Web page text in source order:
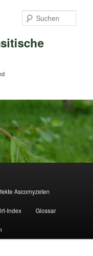
Ascomyzeten
Index Glossar